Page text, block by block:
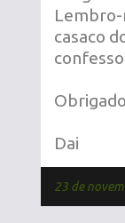
Lembro-
casaco
Dai
23 de